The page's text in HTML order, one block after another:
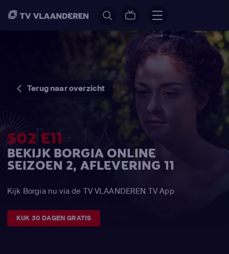
Terug naar overzicht
S02 E11
BEKIJK BORGIA ONLINE
SEIZOEN 2, AFLEVERING 11
Kijk Borgia nu via de TV VLAANDEREN TV App
KIJK 30 DAGEN GRATIS